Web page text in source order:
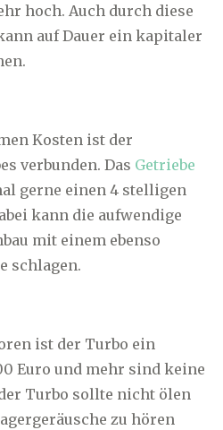
hoch. Auch durch diese
auf Dauer ein kapitaler
Kosten ist der
verbunden. Das Getriebe
gerne einen 4 stelligen
kann die aufwendige
mit einem ebenso
schlagen.
ist der Turbo ein
Euro und mehr sind keine
Turbo sollte nicht ölen
zu hören